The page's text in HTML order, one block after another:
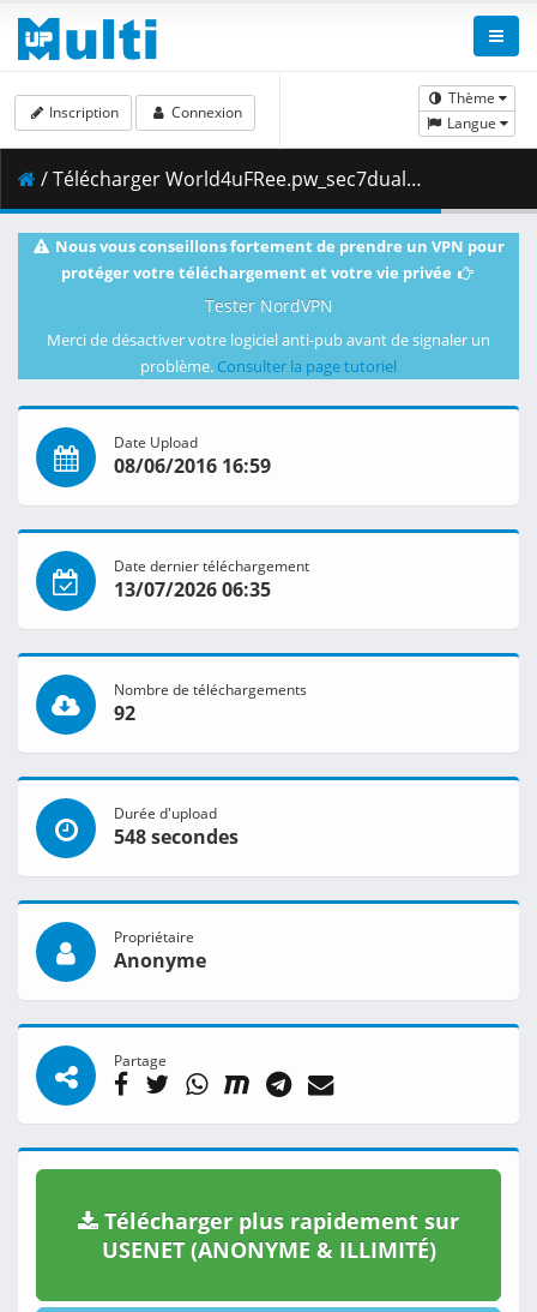
Thème
Langue
Inscription Connexion
/ Télécharger World4uFRee.pw_sec7dual72.mkv.003 ( 199.00 MB )
Nous vous conseillons fortement de prendre un VPN pour
protéger votre téléchargement et votre vie privée
Tester NordVPN
Merci de désactiver votre logiciel anti-pub avant de signaler un
problème. Consulter la page tutoriel
Date Upload
08/06/2016 16:59
Date dernier téléchargement
13/07/2026 06:35
Nombre de téléchargements
92
Durée d'upload
548 secondes
Propriétaire
Anonyme
Partage
Télécharger plus rapidement sur
USENET (ANONYME & ILLIMITÉ)